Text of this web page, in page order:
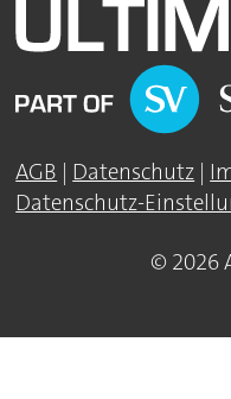
AGB | Datenschutz |
Datenschutz-
© 2026